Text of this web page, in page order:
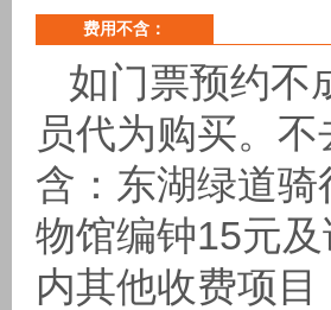
费用不含：
如门票预约不
员代为购买。
含：东湖绿道
物馆编钟15元
内其他收费项